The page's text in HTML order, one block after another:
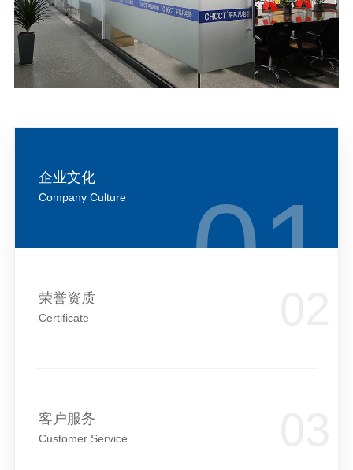
企业文化
Company Culture
荣誉资质
Certificate
客户服务
Customer Service